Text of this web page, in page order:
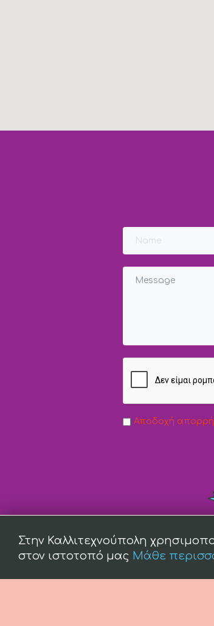
Αποδοχή
Στην Καλλιτεχνούπολη
στον ιστοτοπό μας Μάθε